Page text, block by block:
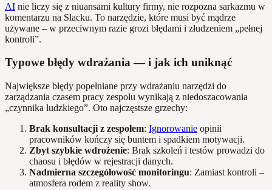
AI nie liczy się z niuansami kultury firmy, nie rozpozna sarkazmu w
komentarzu na Slacku. To narzędzie, które musi być mądrze
używane – w przeciwnym razie grozi błędami i złudzeniem „pełnej
kontroli”.
Typowe błędy wdrażania — i jak ich uniknąć
Największe błędy popełniane przy wdrażaniu narzędzi do
zarządzania czasem pracy zespołu wynikają z niedoszacowania
„czynnika ludzkiego”. Oto najczęstsze grzechy:
Brak konsultacji z zespołem: Ignorowanie opinii
pracowników kończy się buntem i spadkiem motywacji.
Zbyt szybkie wdrożenie: Brak szkoleń i testów prowadzi do
chaosu i błędów w rejestracji danych.
Nadmierna szczegółowość monitoringu: Zamiast kontroli –
atmosfera rodem z reality show.